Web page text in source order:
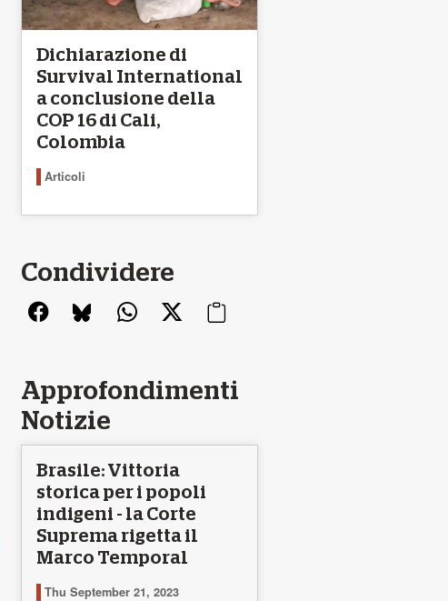
Dichiarazione di
Survival International
a conclusione della
COP 16 di Cali,
Colombia
Articoli
Condividere
Approfondimenti
Notizie
Brasile: Vittoria
storica per i popoli
indigeni - la Corte
Suprema rigetta il
Marco Temporal
Thu September 21, 2023